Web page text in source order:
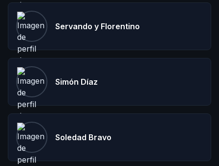
Servando y Florentino
Simón Díaz
Soledad Bravo